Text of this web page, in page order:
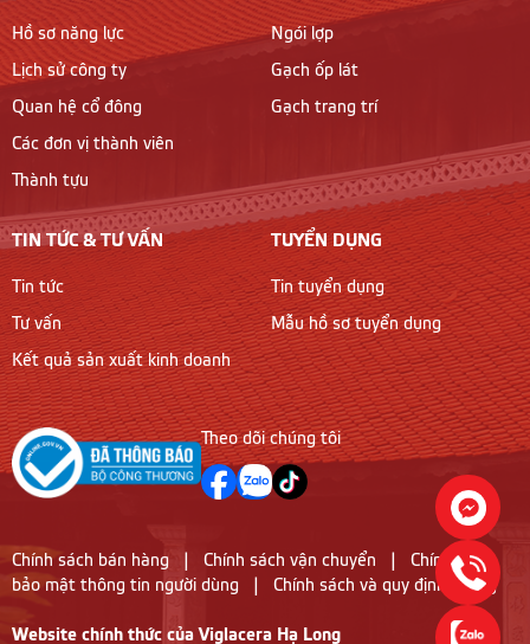
Hồ sơ năng lực
Lịch sử công ty
Quan hệ cổ đông
Các đơn vị thành viên
Thành tựu
Ngói lợp
Gạch ốp lát
Gạch trang trí
TIN TỨC & TƯ VẤN
Tin tức
Tư vấn
Kết quả sản xuất kinh doanh
TUYỂN DỤNG
Tin tuyển dụng
Mẫu hồ sơ tuyển dụng
Theo dõi chúng tôi
Chính sách bán hàng Chính sách vận chuyển
Chính sách
bảo mật thông tin người dùng
Chính sách và quy định chung
Website chính thức của Viglacera Hạ Long